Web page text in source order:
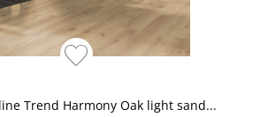
Trend Harmony Oak light sand...